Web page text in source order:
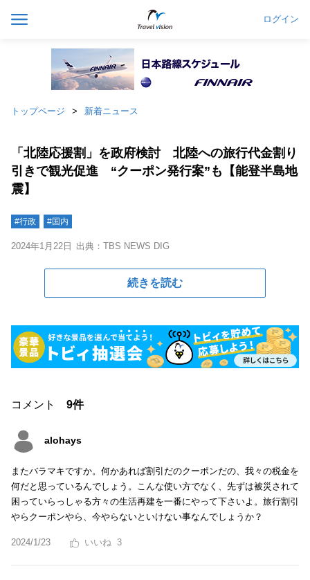
ログイン
トップページ 新着ニュース
「北陸応援割」を政府検討 北陸への旅行代金割り
引きで観光促進 “クーポン発行案”も【能登半島地
震】
#行政 #国内
2024年1月22日 出典：TBS NEWS DIG
続きを読む
コメント 9件
alohays
またバラマキですか。何かあれば割引だのクーポンだの、我々の税金を
何だと思っているんでしょう。こんな使い方でなく、先ずは被災されて
困っていらっしゃる方々の生活再建を一番にやって下さいよ。旅行割引
やらクーポンやら、今やらないといけない事なんでしょうか？
2024/1/23 3